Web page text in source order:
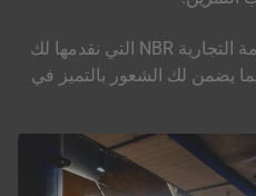
توفر سجادات التمرين ذات العلامة التجارية NBR التي نقدمها لك
يضمن لك الشعور بالتميز في